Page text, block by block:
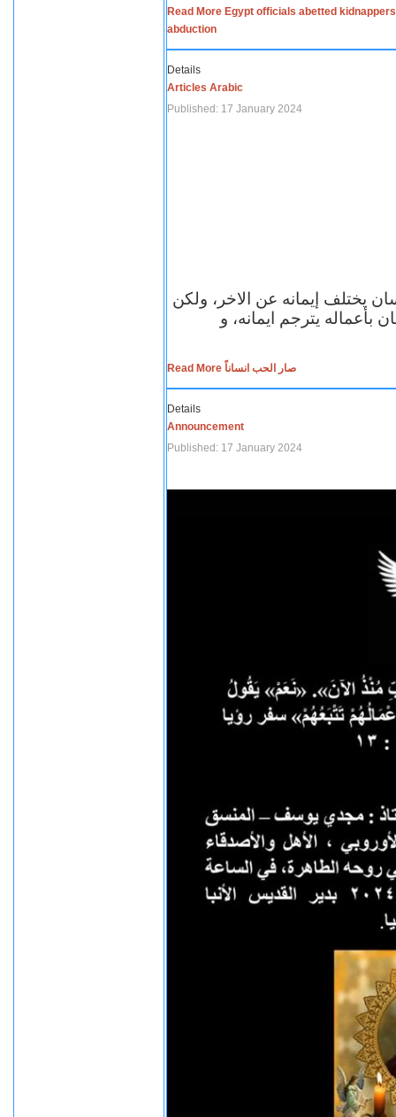
Read More Egypt officials abetted
abduction
Details
Articles Arabic
Published: 17 January 2024
يختلف إيمانه عن الاخر، ولكن
بأعماله يترجم ايمانه، و
Read More صار الحب انساناً
Details
Announcement
Published: 17 January 2024